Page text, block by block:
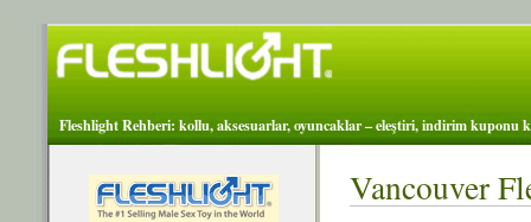
Fleshlight Rehberi: kollu, aksesuarlar, oyuncaklar – eleştiri, indirim kuponu
Vancouver